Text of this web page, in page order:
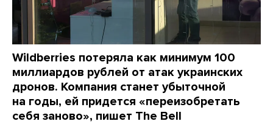
Wildberries потеряла как минимум 100
миллиардов рублей от атак украинских
дронов. Компания станет убыточной
на годы, ей придется «переизобретать
себя заново», пишет The Bell